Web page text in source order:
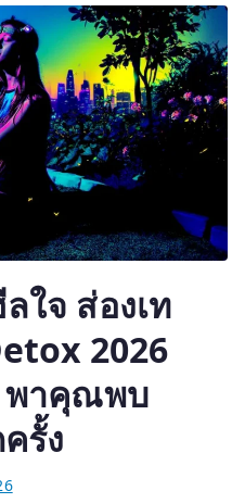
ใจ ส่องเท
2026
พาคุณพบ
รั้ง